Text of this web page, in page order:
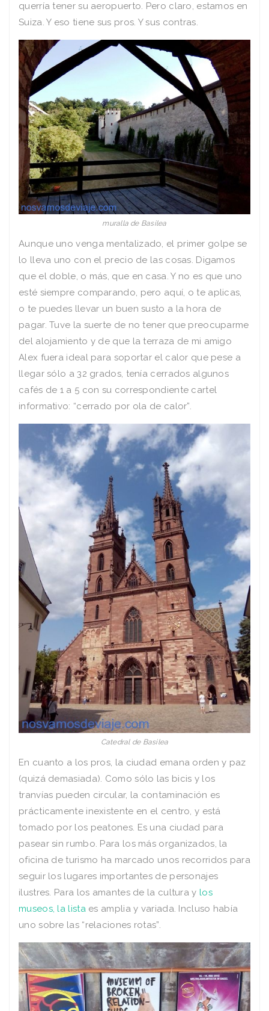
querría tener su aeropuerto. Pero claro, estamos en
Suiza. Y eso tiene sus pros. Y sus contras.
muralla de Basilea
Aunque uno venga mentalizado, el primer golpe se
lo lleva uno con el precio de las cosas. Digamos
que el doble, o más, que en casa. Y no es que uno
esté siempre comparando, pero aquí, o te aplicas,
o te puedes llevar un buen susto a la hora de
pagar. Tuve la suerte de no tener que preocuparme
del alojamiento y de que la terraza de mi amigo
Alex fuera ideal para soportar el calor que pese a
llegar sólo a 32 grados, tenía cerrados algunos
cafés de 1 a 5 con su correspondiente cartel
informativo: “cerrado por ola de calor”.
Catedral de Basilea
En cuanto a los pros, la ciudad emana orden y paz
(quizá demasiada). Como sólo las bicis y los
tranvías pueden circular, la contaminación es
prácticamente inexistente en el centro, y está
tomado por los peatones. Es una ciudad para
pasear sin rumbo. Para los más organizados, la
oficina de turismo ha marcado unos recorridos para
seguir los lugares importantes de personajes
ilustres. Para los amantes de la cultura y los
museos, la listaes amplia y variada. Incluso había
uno sobre las “relaciones rotas”.